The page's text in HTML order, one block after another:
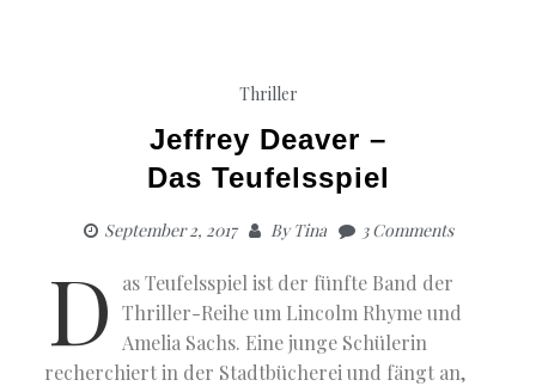
Thriller
Jeffrey Deaver –
Das Teufelsspiel
September 2, 2017 ByTina 3 Comments
D
as Teufelsspiel ist der fünfte Band der
Thriller-Reihe um Lincolm Rhyme und
Amelia Sachs. Eine junge Schülerin
recherchiert in der Stadtbücherei und fängt an,